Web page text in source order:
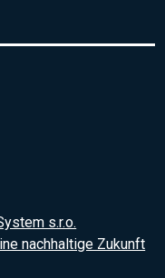
s.r.o.
nachhaltige Zukunft